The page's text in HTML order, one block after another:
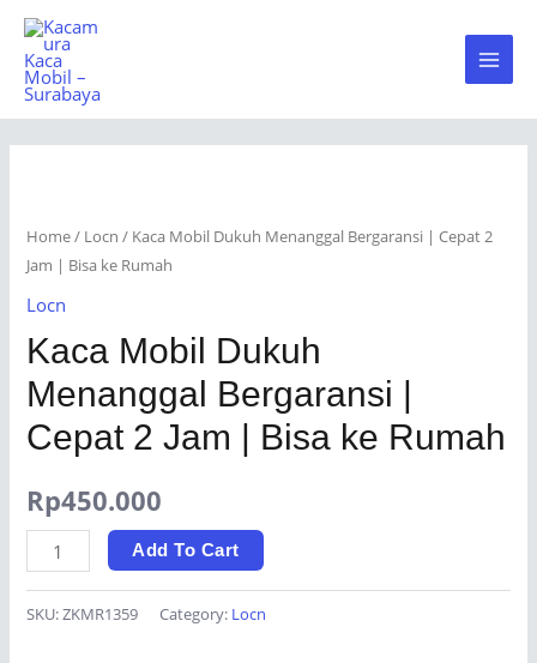
Skip
content
Main
Menu
Home/ Locn / Kaca Mobil Dukuh Menanggal Bergaransi | Cepat 2
Jam | Bisa ke Rumah
Locn
Kaca Mobil Dukuh
Menanggal Bergaransi |
Cepat 2 Jam | Bisa ke Rumah
Rp450.000
Kaca
Mobil
Dukuh
Add To Cart
SKU:ZKMR1359 Category: Locn